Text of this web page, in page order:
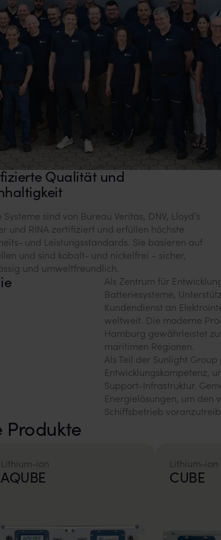
Qualität und
Systeme sind von Bureau Veritas, DNV, Lloyd’s
und RINA zertifiziert und erfüllen höchste
und Leistungsstandards. Sie basieren auf
und sind kobalt- und nickelfrei – sicher,
und umweltfreundlich.
Als Zentrum für
Batteriesysteme,
Kundendienst an
weltweit. Die moderne
Hamburg gewährleistet
maritimen Regionen.
Als Teil der Sunlight
Entwicklungskompetenz,
Support-Infrastruktur.
Energielösungen, um
Schiffsbetrieb
Lithium-ion
AQUBE
Lithium-ion
CUBE
Produkte